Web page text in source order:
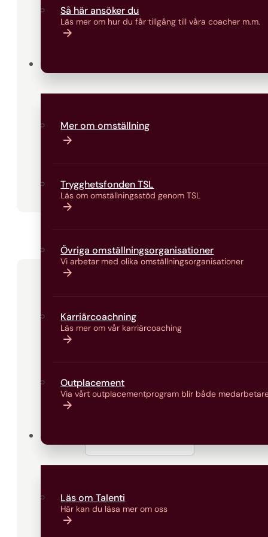
Så här ansöker du
Läs mer om hur du får tillgång till våra coacher m.m.
Mer om omställning
Trygghetsfonden TSL
Läs om omställningsstöd genom TSL
Övriga omställningsorganisationer
Vi arbetar med olika omställningsorganisationer
Karriärcoachning
Läs mer om vår karriärcoaching
Outplacement
Via vårt outplacementprogram blir både
Läs om Talenti
Här kan du läsa mer om oss
Vad
Har du en fråga eller vill få kontakt med
dina uppgifter och ditt meddelande så